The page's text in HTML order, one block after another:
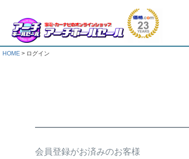
HOME ログイン
会員登録がお済みのお客様